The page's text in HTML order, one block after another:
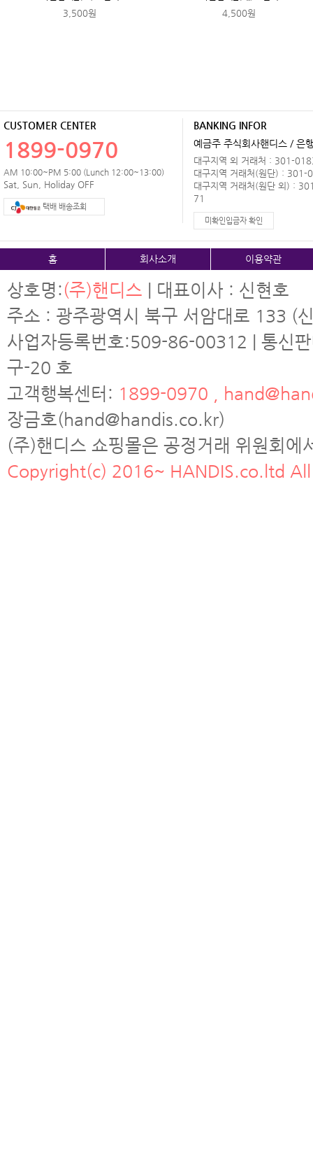
3,500원
4,500원
CUSTOMER CENTER
1899-0970
AM 10:00~PM 5:00 (Lunch 12:00~13:00)
Sat, Sun, Holiday OFF
택배 배송조회
BANKING INFOR
예금주 주식회사핸디스 / 은
대구지역 외 거래처 : 301-
대구지역 거래처(원단) :
대구지역 거래처(원단 외) :
71
미확인입금자 확인
홈 회사소개 이용약관
상호명:(주)핸디스 | 대표이사 : 신현호
주소 : 광주광역시 북구 서암대로 133 (
사업자등록번호:509-86-00312 | 통신
구-20 호
고객행복센터: 1899-0970 ,
장금호(hand@handis.co.kr)
(주)핸디스 쇼핑몰은 공정거래 위원회
Copyright(c) 2016~ HANDIS.co.ltd